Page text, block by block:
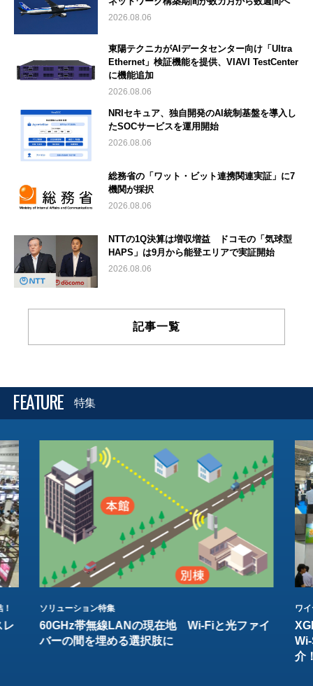
2026.08.06
東陽テクニカがAIデータセンター向け「Ultra
Ethernet」検証機能を提供、VIAVI TestCenter
に機能追加
2026.08.06
NRIセキュア、独自開発のAI統制基盤を導入し
たSOCサービスを運用開始
2026.08.06
総務省の「ワット・ビット連携関連実証」に7
機関が採択
2026.08.06
NTTの1Q決算は増収増益 ドコモの「気球型
HAPS」は9月から能登エリアで実証開始
2026.08.06
記事一覧
FEATURE 特集
レ
ソリューション特集
60GHz帯無線LANの現在地 Wi-Fiと光ファイ
バーの間を埋める選択肢に
ワ
介